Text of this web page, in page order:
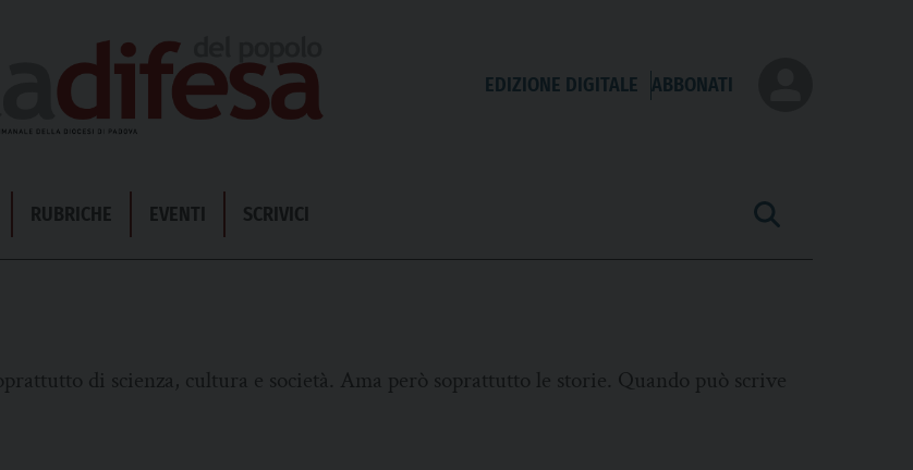
EDIZIONE DIGITALE ABBONATI
RUBRICHE EVENTI SCRIVICI
di scienza, cultura e società. Ama però soprattutto le storie. Quando può scrive